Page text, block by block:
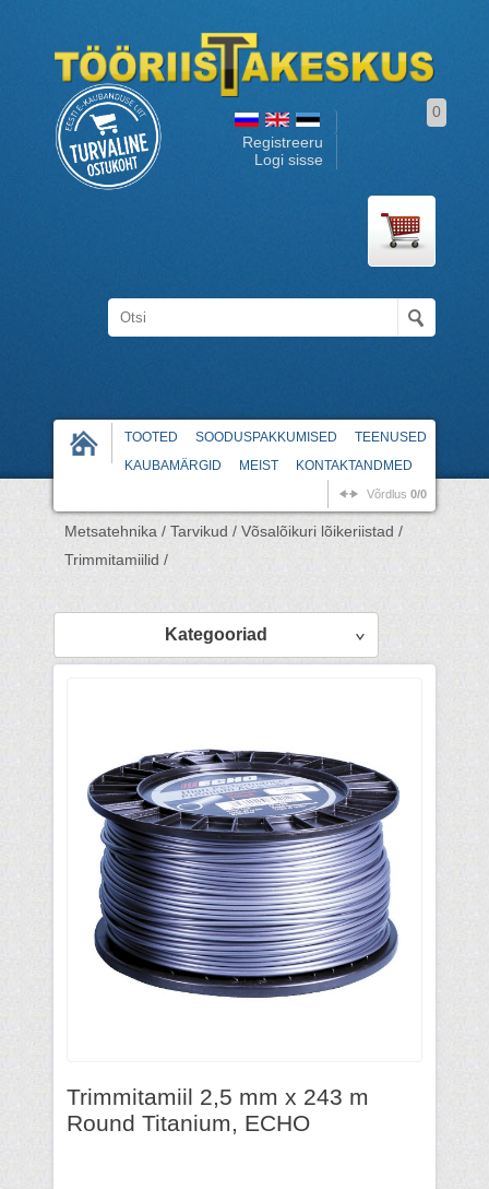
Registreeru
Logi sisse
0
TOOTED SOODUSPAKKUMISED
TEENUSED
KAUBAMÄRGID
MEIST KONTAKTANDMED
Võrdlus 0/0
Metsatehnika / Tarvikud / Võsalõikuri lõikeriistad /
Trimmitamiilid /
Kategooriad
Trimmitamiil 2,5 mm x 243 m
Round Titanium, ECHO